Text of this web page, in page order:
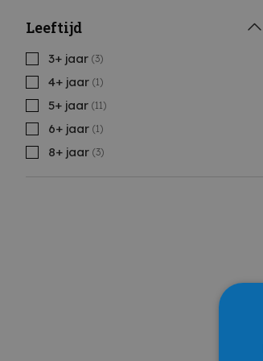
Leeftijd
3+ jaar (3)
4+ jaar (1)
5+ jaar (11)
6+ jaar (1)
8+ jaar (3)